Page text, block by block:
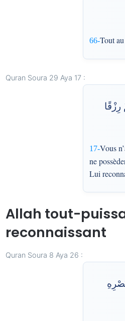
66-Tout
Quran Soura 29 Aya 17 :
رِزْقًا
17-Vous
ne
Lui
Allah tout-
reconnaissant
Quran Soura 8 Aya 26 :